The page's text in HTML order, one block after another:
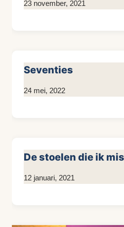
Door
23 november, 2021
Seventies
Door
24 mei, 2022
De stoelen die ik mis
Door
12 januari, 2021